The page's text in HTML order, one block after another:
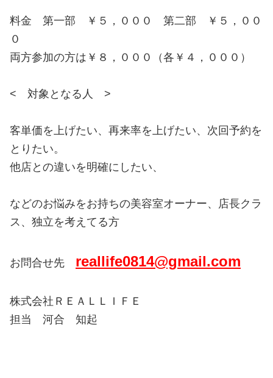
料金 第一部 ￥５，０００ 第二部 ￥５，００
０
両方参加の方は￥８，０００（各￥４，０００）
< 対象となる人 >
客単価を上げたい、再来率を上げたい、次回予約を
とりたい。
他店との違いを明確にしたい、
などのお悩みをお持ちの美容室オーナー、店長クラ
ス、独立を考えてる方
お問合せ先 reallife0814@gmail.com
株式会社ＲＥＡＬＬＩＦＥ
担当 河合 知起